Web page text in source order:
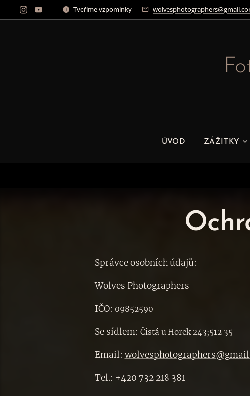
Tvoříme vzpomínky
ÚVOD ZÁŽITKY
Správce osobních údajů:
Wolves Photographers
IČO: 09852590
Se sídlem: Čistá u Horek 243;512 35
Email:
Tel.: +420 732 218 381